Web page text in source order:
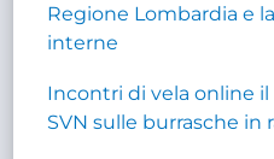
Regione Lombardia e
interne
Incontri di vela online
SVN sulle burrasche in